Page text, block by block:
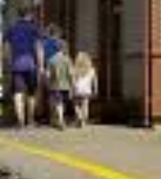
(C.I.EAU) présentera
l’artiste visuelle Maryse
première partie du projet
sera dévoilée lors d’un
Perreault du C.I.EAU. Cette
rigueur de l’observation